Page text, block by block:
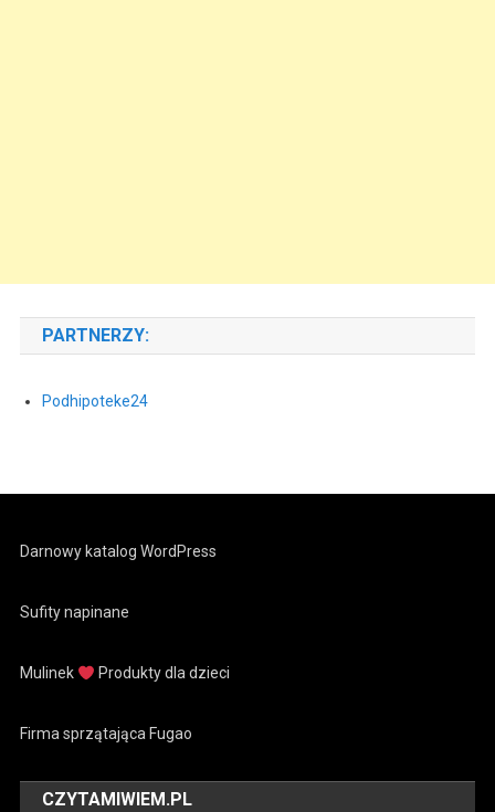
PARTNERZY:
Podhipoteke24
Darnowy katalog WordPress
Sufity napinane
Mulinek Produkty dla dzieci
Firma sprzątająca Fugao
CZYTAMIWIEM.PL